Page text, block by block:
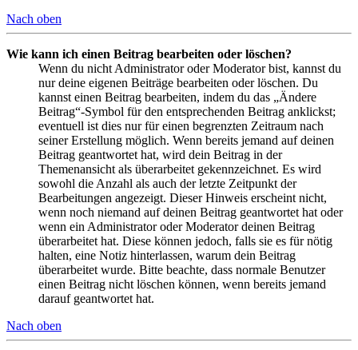
Nach oben
Wie kann ich einen Beitrag bearbeiten oder löschen?
Wenn du nicht Administrator oder Moderator bist, kannst du
nur deine eigenen Beiträge bearbeiten oder löschen. Du
kannst einen Beitrag bearbeiten, indem du das „Ändere
Beitrag“-Symbol für den entsprechenden Beitrag anklickst;
eventuell ist dies nur für einen begrenzten Zeitraum nach
seiner Erstellung möglich. Wenn bereits jemand auf deinen
Beitrag geantwortet hat, wird dein Beitrag in der
Themenansicht als überarbeitet gekennzeichnet. Es wird
sowohl die Anzahl als auch der letzte Zeitpunkt der
Bearbeitungen angezeigt. Dieser Hinweis erscheint nicht,
wenn noch niemand auf deinen Beitrag geantwortet hat oder
wenn ein Administrator oder Moderator deinen Beitrag
überarbeitet hat. Diese können jedoch, falls sie es für nötig
halten, eine Notiz hinterlassen, warum dein Beitrag
überarbeitet wurde. Bitte beachte, dass normale Benutzer
einen Beitrag nicht löschen können, wenn bereits jemand
darauf geantwortet hat.
Nach oben